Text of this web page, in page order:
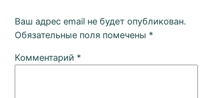
Ваш адрес email не будет опубликован.
Обязательные поля помечены *
Комментарий *